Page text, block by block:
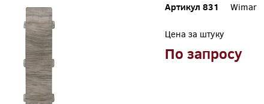
Артикул 831 Wimar
Цена за штуку
По запросу